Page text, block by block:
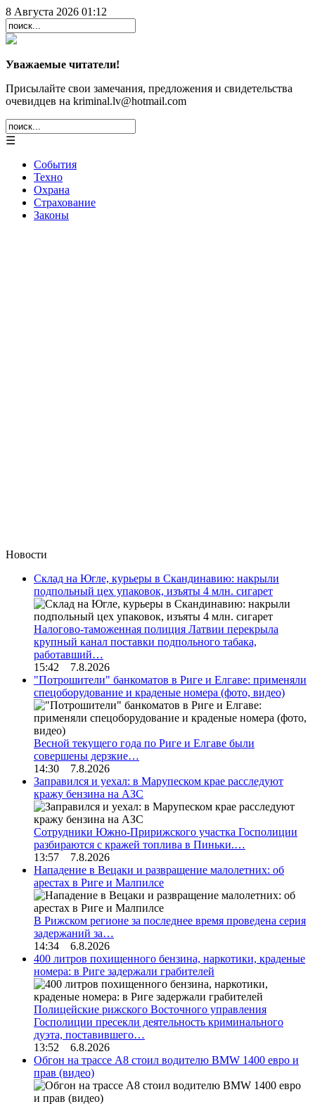
8 Августа 2026 01:12
Уважаемые читатели!
Присылайте свои замечания, предложения и свидетельства
очевидцев на kriminal.lv@hotmail.com
☰
События
Техно
Охрана
Страхование
Законы
Новости
Склад на Югле, курьеры в Скандинавию: накрыли
подпольный цех упаковок, изъяты 4 млн. сигарет
Налогово-таможенная полиция Латвии перекрыла
крупный канал поставки подпольного табака,
работавший…
15:42 7.8.2026
"Потрошители" банкоматов в Риге и Елгаве: применяли
спецоборудование и краденые номера (фото, видео)
Весной текущего года по Риге и Елгаве были
совершены дерзкие…
14:30 7.8.2026
Заправился и уехал: в Марупеском крае расследуют
кражу бензина на АЗС
Сотрудники Южно-Пририжского участка Госполиции
разбираются с кражей топлива в Пиньки.…
13:57 7.8.2026
Нападение в Вецаки и развращение малолетних: об
арестах в Риге и Малпилсе
В Рижском регионе за последнее время проведена серия
задержаний за…
14:34 6.8.2026
400 литров похищенного бензина, наркотики, краденые
номера: в Риге задержали грабителей
Полицейские рижского Восточного управления
Госполиции пресекли деятельность криминального
дуэта, поставившего…
13:52 6.8.2026
Обгон на трассе А8 стоил водителю BMW 1400 евро и
прав (видео)